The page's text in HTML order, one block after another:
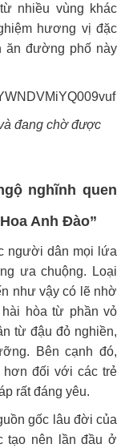
nhiều vùng khác
hương vị đặc
ăn đường phố này
đang chờ được
nghĩnh quen
Anh Đào”
người dân mọi lứa
ưa chuộng. Loại
như vậy có lẽ nhờ
hòa từ phần vỏ
từ đậu đỏ nghiền,
Bên cạnh đó,
đối với các trẻ
rất đáng yêu.
gốc lâu đời của
tạo nên lần đầu ở